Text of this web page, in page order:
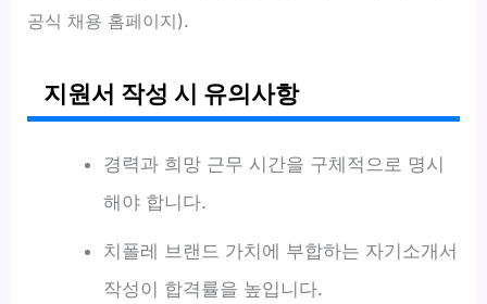
공식 채용 홈페이지).
지원서 작성 시 유의사항
경력과 희망 근무 시간을 구체적으로 명시
해야 합니다.
치폴레 브랜드 가치에 부합하는 자기소개서
작성이 합격률을 높입니다.